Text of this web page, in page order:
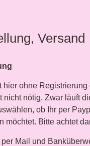
Versand
hier ohne
nicht nötig. Zwar läuft
ob Ihr per
möchtet. Bitte achtet
per Mail und